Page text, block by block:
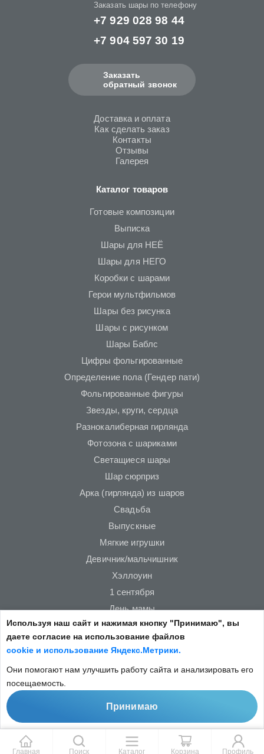
Главная Поиск Каталог Корзина Профиль
Доставка и оплата
Как сделать заказ
Контакты
Отзывы
Галерея
Каталог товаров
Готовые композиции
Выписка
Шары для НЕЁ
Шары для НЕГО
Коробки с шарами
Герои мультфильмов
Шары без рисунка
Шары с рисунком
Шары Баблс
Цифры фольгированные
Определение пола (Гендер пати)
Фольгированные фигуры
Звезды, круги, сердца
Разнокалиберная гирлянда
Фотозона с шариками
Светащиеся шары
Шар сюрприз
Арка (гирлянда) из шаров
Свадьба
Выпускные
Мягкие игрушки
Девичник/мальчишник
Хэллоуин
1 сентября
День мамы
Новый год
23 февраля
14 февраля
8 марта
Заказать шары по телефону
+7 929 028 98 44
+7 904 597 30 19
Заказать
обратный звонок
Используя наш сайт и нажимая кнопку "Принимаю", вы
даете согласие на использование файлов
cookie и использование Яндекс.Метрики.
Они помогают нам улучшить работу сайта и анализировать его
посещаемость.
Принимаю